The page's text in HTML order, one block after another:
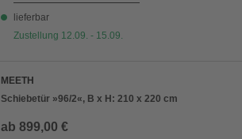
lieferbar
Zustellung 12.09. - 15.09.
MEETH
Schiebetür »96/2«, B x H: 210 x 220 cm
ab 899,00 €